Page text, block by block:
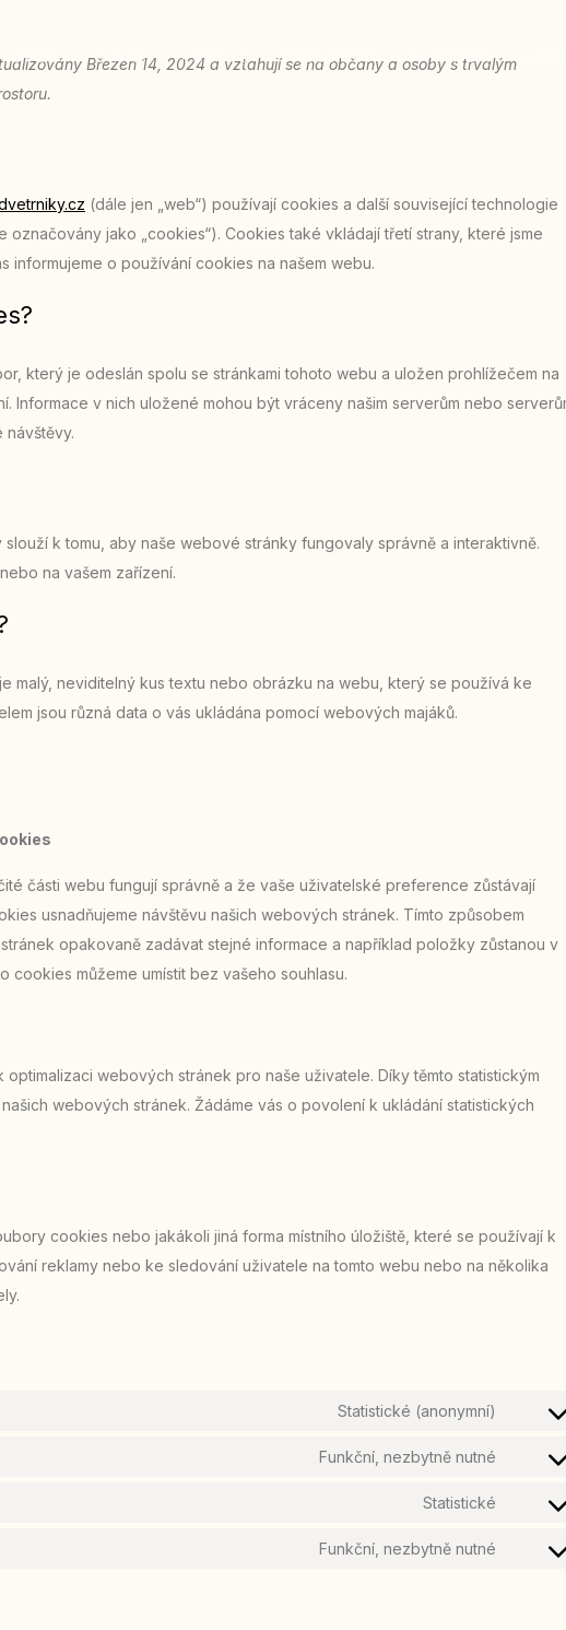
ÚVOD O NÁS POKOJE PROSTORY PARTNEŘI
Březen 14, 2024 a vztahují se na občany a osoby s trvalým
(dále jen „web“) používají cookies a další související technologie
označovány jako „cookies“). Cookies také vkládají třetí strany, které jsme
informujeme o používání cookies na našem webu.
který je odeslán spolu se stránkami tohoto webu a uložen prohlížečem na
Informace v nich uložené mohou být vráceny našim serverům nebo
návštěvy.
k tomu, aby naše webové stránky fungovaly správně a interaktivně.
na vašem zařízení.
malý, neviditelný kus textu nebo obrázku na webu, který se používá ke
jsou různá data o vás ukládána pomocí webových majáků.
části webu fungují správně a že vaše uživatelské preference zůstávají
usnadňujeme návštěvu našich webových stránek. Tímto způsobem
opakovaně zadávat stejné informace a například položky zůstanou v
cookies můžeme umístit bez vašeho souhlasu.
webových stránek pro naše uživatele. Díky těmto statistickým
webových stránek. Žádáme vás o povolení k ukládání statistických
cookies nebo jakákoli jiná forma místního úložiště, které se používají k
reklamy nebo ke sledování uživatele na tomto webu nebo na několika
Statistické (anonymní)
Funkční, nezbytně nutné
Statistické
Funkční, nezbytně nutné